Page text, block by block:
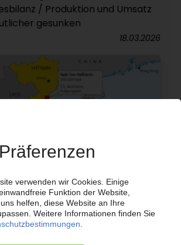
/ Produktion und Umsatz
gesunken
18.03.2026